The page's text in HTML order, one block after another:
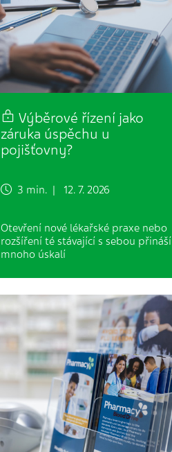
Výběrové řízení jako
záruka úspěchu u
pojišťovny?
3 min. | 12. 7. 2026
Otevření nové lékařské praxe nebo
rozšíření té stávající s sebou přináší
mnoho úskalí